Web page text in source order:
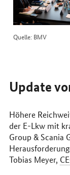
Quelle: BMV
Update
Höhere
der E-Lkw mit
Group & Scania
Tobias Meyer,